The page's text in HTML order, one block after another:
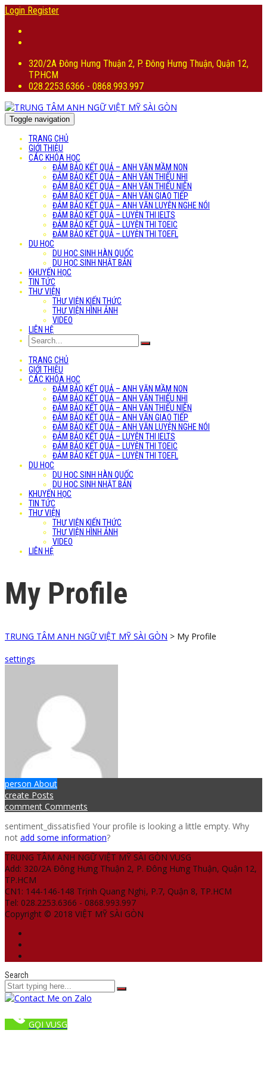
Login Register
320/2A Đông Hưng Thuận 2, P. Đông Hưng Thuận, Quận 12,
TP.HCM
028.2253.6366 - 0868.993.997
Toggle navigation
TRANG CHỦ
GIỚI THIỆU
CÁC KHÓA HỌC
ĐẢM BẢO KẾT QUẢ – ANH VĂN MẦM NON
ĐẢM BẢO KẾT QUẢ – ANH VĂN THIẾU NHI
ĐẢM BẢO KẾT QUẢ – ANH VĂN THIẾU NIÊN
ĐẢM BẢO KẾT QUẢ – ANH VĂN GIAO TIẾP
ĐẢM BẢO KẾT QUẢ – ANH VĂN LUYỆN NGHE NÓI
ĐẢM BẢO KẾT QUẢ – LUYỆN THI IELTS
ĐẢM BẢO KẾT QUẢ – LUYỆN THI TOEIC
ĐẢM BẢO KẾT QUẢ – LUYỆN THI TOEFL
DU HỌC
DU HỌC SINH HÀN QUỐC
DU HỌC SINH NHẬT BẢN
KHUYẾN HỌC
TIN TỨC
THƯ VIỆN
THƯ VIỆN KIẾN THỨC
THƯ VIỆN HÌNH ẢNH
VIDEO
LIÊN HỆ
TRANG CHỦ
GIỚI THIỆU
CÁC KHÓA HỌC
ĐẢM BẢO KẾT QUẢ – ANH VĂN MẦM NON
ĐẢM BẢO KẾT QUẢ – ANH VĂN THIẾU NHI
ĐẢM BẢO KẾT QUẢ – ANH VĂN THIẾU NIÊN
ĐẢM BẢO KẾT QUẢ – ANH VĂN GIAO TIẾP
ĐẢM BẢO KẾT QUẢ – ANH VĂN LUYỆN NGHE NÓI
ĐẢM BẢO KẾT QUẢ – LUYỆN THI IELTS
ĐẢM BẢO KẾT QUẢ – LUYỆN THI TOEIC
ĐẢM BẢO KẾT QUẢ – LUYỆN THI TOEFL
DU HỌC
DU HỌC SINH HÀN QUỐC
DU HỌC SINH NHẬT BẢN
KHUYẾN HỌC
TIN TỨC
THƯ VIỆN
THƯ VIỆN KIẾN THỨC
THƯ VIỆN HÌNH ẢNH
VIDEO
LIÊN HỆ
My Profile
TRUNG TÂM ANH NGỮ VIỆT MỸ SÀI GÒN > My Profile
settings
person About
create Posts
comment Comments
sentiment_dissatisfied Your profile is looking a little empty. Why
not add some information?
TRUNG TÂM ANH NGỮ VIỆT MỸ SÀI GÒN VUSG
Add: 320/2A Đông Hưng Thuận 2, P. Đông Hưng Thuận, Quận 12,
TP.HCM
CN1: 144-146-148 Trịnh Quang Nghị, P.7, Quận 8, TP.HCM
Tel: 028.2253.6366 - 0868.993.997
Copyright © 2018 VIỆT MỸ SÀI GÒN
Search
GỌI VUSG